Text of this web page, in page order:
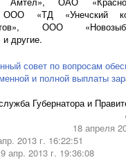
ООО «ТД «Унечский
ООО
и другие.
совет по вопросам
и полной выплаты
Губернатора и
18 апреля
2013 г. 16:22:51
апр. 2013 г. 19:36:08